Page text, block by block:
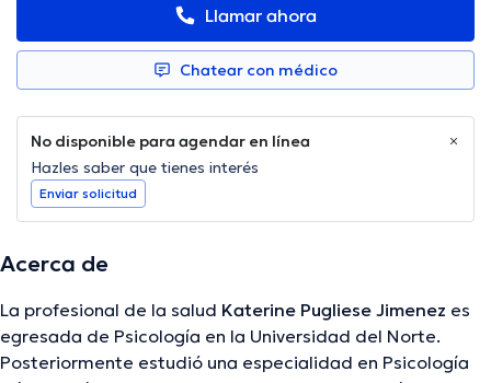
Llamar ahora
Chatear con médico
No disponible para agendar en línea
Hazles saber que tienes interés
Enviar solicitud
Acerca de
La profesional de la salud Katerine Pugliese Jimenez es
egresada de Psicología en la Universidad del Norte.
Posteriormente estudió una especialidad en Psicología